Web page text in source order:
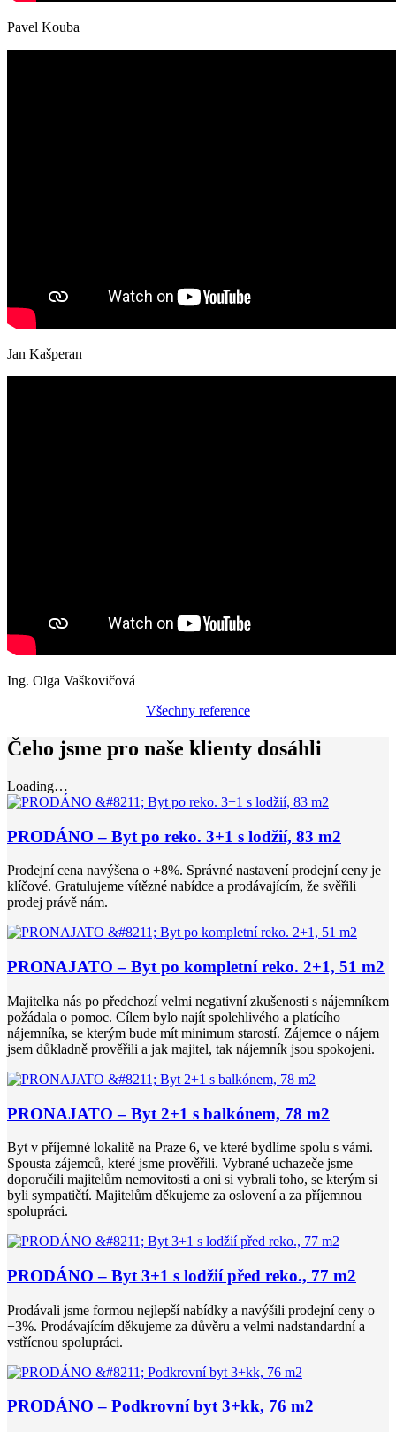
Pavel Kouba
Jan Kašperan
Ing. Olga Vaškovičová
Všechny reference
Čeho jsme pro naše klienty dosáhli
Loading…
PRODÁNO – Byt po reko. 3+1 s lodžií, 83 m2
Prodejní cena navýšena o +8%. Správné nastavení prodejní ceny je
klíčové. Gratulujeme vítězné nabídce a prodávajícím, že svěřili
prodej právě nám.
PRONAJATO – Byt po kompletní reko. 2+1, 51 m2
Majitelka nás po předchozí velmi negativní zkušenosti s nájemníkem
požádala o pomoc. Cílem bylo najít spolehlivého a platícího
nájemníka, se kterým bude mít minimum starostí. Zájemce o nájem
jsem důkladně prověřili a jak majitel, tak nájemník jsou spokojeni.
PRONAJATO – Byt 2+1 s balkónem, 78 m2
Byt v příjemné lokalitě na Praze 6, ve které bydlíme spolu s vámi.
Spousta zájemců, které jsme prověřili. Vybrané uchazeče jsme
doporučili majitelům nemovitosti a oni si vybrali toho, se kterým si
byli sympatičtí. Majitelům děkujeme za oslovení a za příjemnou
spolupráci.
PRODÁNO – Byt 3+1 s lodžií před reko., 77 m2
Prodávali jsme formou nejlepší nabídky a navýšili prodejní ceny o
+3%. Prodávajícím děkujeme za důvěru a velmi nadstandardní a
vstřícnou spolupráci.
PRODÁNO – Podkrovní byt 3+kk, 76 m2